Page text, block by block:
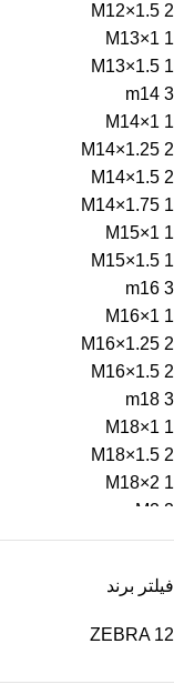
M12×1.5 2
M13×1 1
M13×1.5 1
m14 3
M14×1 1
M14×1.25 2
M14×1.5 2
M14×1.75 1
M15×1 1
M15×1.5 1
m16 3
M16×1 1
M16×1.25 2
M16×1.5 2
m18 3
M18×1 1
M18×1.5 2
M18×2 1
M2 2
m2.5 1
M20×1.5 2
فیلتر برند
ZEBRA 12